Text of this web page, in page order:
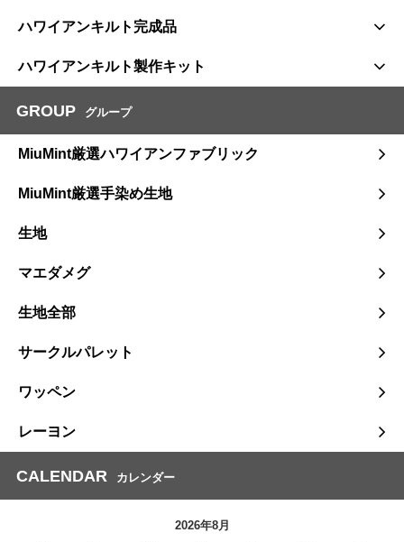
ハワイアンキルト完成品
ハワイアンキルト製作キット
GROUP グループ
MiuMint厳選ハワイアンファブリック
MiuMint厳選手染め生地
生地
マエダメグ
生地全部
サークルパレット
ワッペン
レーヨン
CALENDAR カレンダー
2026年8月